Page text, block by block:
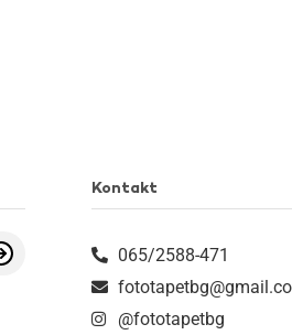
Kontakt
065/2588-471
@fototapetbg